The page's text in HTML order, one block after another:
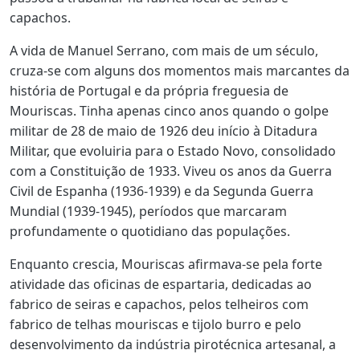
capachos.
A vida de Manuel Serrano, com mais de um século,
cruza-se com alguns dos momentos mais marcantes da
história de Portugal e da própria freguesia de
Mouriscas. Tinha apenas cinco anos quando o golpe
militar de 28 de maio de 1926 deu início à Ditadura
Militar, que evoluiria para o Estado Novo, consolidado
com a Constituição de 1933. Viveu os anos da Guerra
Civil de Espanha (1936-1939) e da Segunda Guerra
Mundial (1939-1945), períodos que marcaram
profundamente o quotidiano das populações.
Enquanto crescia, Mouriscas afirmava-se pela forte
atividade das oficinas de espartaria, dedicadas ao
fabrico de seiras e capachos, pelos telheiros com
fabrico de telhas mouriscas e tijolo burro e pelo
desenvolvimento da indústria pirotécnica artesanal, a